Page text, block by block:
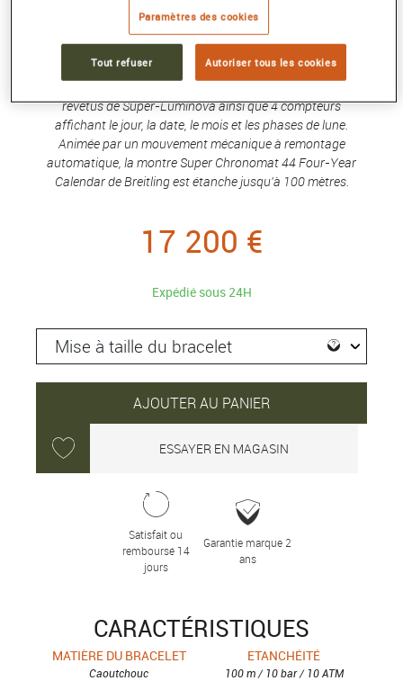
Découvrez la plus audacieuse des Chronomat : la montre
Super Chronomat 44 Four-Year Calendar de Breitling. Doté
d'un boîtier en acier et or rouge de 44 mm avec bracelet
assorti, ce modèle de caractère s'adresse aux hommes
audacieux. Son cadran noir affiche des aiguilles et index
revêtus de Super-Luminova ainsi que 4 compteurs
affichant le jour, la date, le mois et les phases de lune.
Animée par un mouvement mécanique à remontage
automatique, la montre Super Chronomat 44 Four-Year
Calendar de Breitling est étanche jusqu'à 100 mètres.
17 200 €
Expédié sous 24H
AJOUTER AU PANIER
ESSAYER EN MAGASIN
Satisfait ou
remboursé 14
jours
Garantie marque 2
ans
CARACTÉRISTIQUES
MATIÈRE DU BRACELET
Caoutchouc
ETANCHÉITÉ
100 m / 10 bar / 10 ATM
Paramètres des cookies
Tout refuser Autoriser tous les cookies